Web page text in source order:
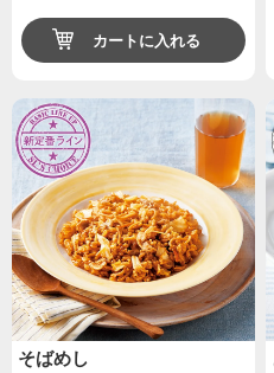
カートに入れる
そばめし